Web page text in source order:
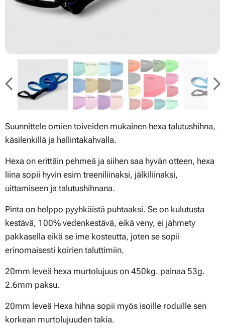
Suunnittele omien toiveiden mukainen hexa talutushihna,
käsilenkillä ja hallintakahvalla.
Hexa on erittäin pehmeä ja siihen saa hyvän otteen, hexa
liina sopii hyvin esim treeniliinaksi, jälkiliinaksi,
uittamiseen ja talutushihnana.
Pinta on helppo pyyhkäistä puhtaaksi. Se on kulutusta
kestävä, 100% vedenkestävä, eikä veny, ei jähmety
pakkasella eikä se ime kosteutta, joten se sopii
erinomaisesti koirien taluttimiin.
20mm leveä hexa murtolujuus on 450kg. painaa 53g.
2.6mm paksu.
20mm leveä Hexa hihna sopii myös isoille roduille sen
korkean murtolujuuden takia.